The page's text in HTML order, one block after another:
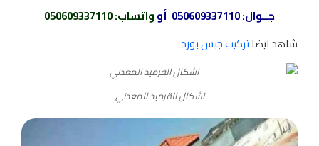
جــوال:
أوواتساب:
050609337110
شاهد ايضاتركيب جبس بورد
اشكال القرميد المعدني